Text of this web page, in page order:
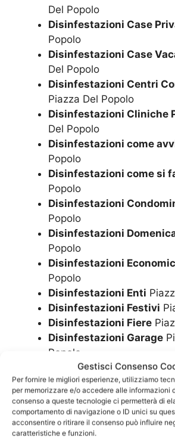
Gestisci Consenso
Per fornire le migliori esperienze, utilizziamo
per memorizzare e/o accedere alle informazioni
consenso a queste tecnologie ci permetterà di
comportamento di navigazione o ID unici su
acconsentire o ritirare il consenso può influire
caratteristiche e funzioni.
Del Popolo
Disinfestazioni Case
Popolo
Disinfestazioni Case
Del Popolo
Disinfestazioni Centri
Piazza Del Popolo
Disinfestazioni Cliniche
Del Popolo
Disinfestazioni come
Popolo
Disinfestazioni come si
Popolo
Disinfestazioni
Popolo
Disinfestazioni
Popolo
Disinfestazioni
Popolo
Disinfestazioni Enti
Disinfestazioni Festivi
Disinfestazioni Fiere
Disinfestazioni Garage
Popolo
Disinfestazioni H24
Disinfestazioni Hotel
Disinfestazioni Locali
Piazza Del Popolo
Disinfestazioni Locali